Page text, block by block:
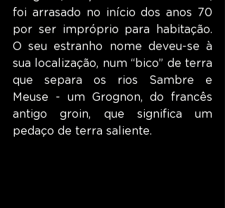
foi arrasado no início dos anos 70
por ser impróprio para habitação.
O seu estranho nome deveu-se à
sua localização, num “bico” de terra
que separa os rios Sambre e
Meuse - um Grognon, do francês
antigo groin, que significa um
pedaço de terra saliente.